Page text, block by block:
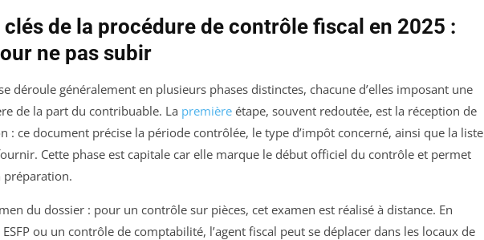
clés de la procédure de contrôle fiscal en 2025 :
ne pas subir
déroule généralement en plusieurs phases distinctes, chacune d’elles imposant une
de la part du contribuable. La première étape, souvent redoutée, est la réception de
: ce document précise la période contrôlée, le type d’impôt concerné, ainsi que la liste
Cette phase est capitale car elle marque le début officiel du contrôle et permet
préparation.
du dossier : pour un contrôle sur pièces, cet examen est réalisé à distance. En
ou un contrôle de comptabilité, l’agent fiscal peut se déplacer dans les locaux de